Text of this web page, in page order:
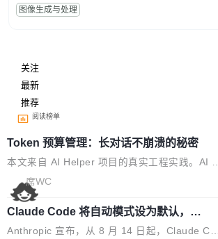
图像生成与处理
关注
最新
推荐
阅读榜单
Token 预算管理：长对话不崩溃的秘密
本文来自 AI Helper 项目的真实工程实践。AI H
elper 是一个开源的 Chrome 智能助手扩展，采
用 ReAct 推理循环架构，内置 44 个工具，支持
多轮工具调用和复杂任务拆解。 问题：多轮推理
的 Token 雪崩 ReAct 架构的核心是"推理-行动-
席WC
Claude Code 将自动模式设为默认，称
人类审批只抓到 13.6% 危险命令
Anthropic 宣布，从 8 月 14 日起，Claude Cod